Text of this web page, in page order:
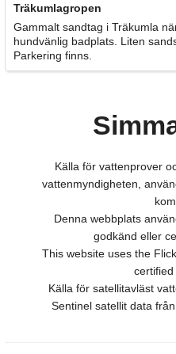
Träkumlagropen
Gammalt sandtag i Träkumla
hundvänlig badplats. Liten
Parkering finns.
Källa för vattenprover
vattenmyndigheten,
Denna webbplats
godkänd eller
This website uses the
certified
Källa för satellitavläst
Sentinel satellit data